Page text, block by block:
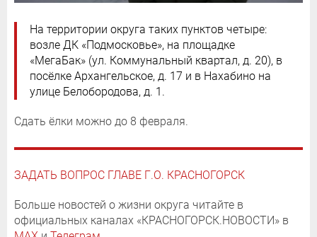
На территории округа таких пунктов четыре:
возле ДК «Подмосковье», на площадке
«МегаБак» (ул. Коммунальный квартал, д. 20), в
посёлке Архангельское, д. 17 и в Нахабино на
улице Белобородова, д. 1.
Сдать ёлки можно до 8 февраля.
ЗАДАТЬ ВОПРОС ГЛАВЕ Г.О. КРАСНОГОРСК
Больше новостей о жизни округа читайте в
официальных каналах «КРАСНОГОРСК.НОВОСТИ» в